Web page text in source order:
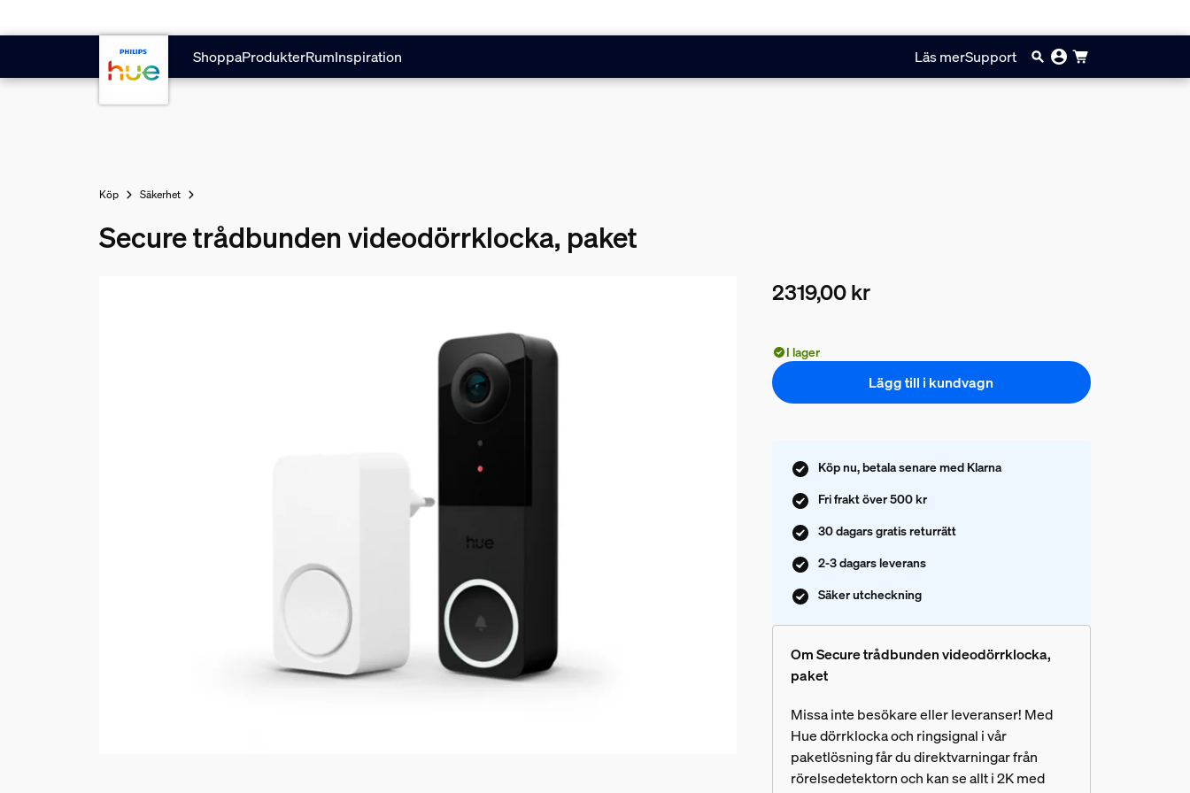
ShoppaProdukterRumInspiration Läs merSupport
Köp Säkerhet
Secure trådbunden videodörrklocka, paket
2319,00 kr
I lager
Lägg till i kundvagn
Köp nu, betala senare med Klarna
Fri frakt över 500 kr
30 dagars gratis returrätt
2-3 dagars leverans
Säker utcheckning
Om Secure trådbunden videodörrklocka,
paket
Missa inte besökare eller leveranser! Med
Hue dörrklocka och ringsignal i vår
paketlösning får du direktvarningar från
rörelsedetektorn och kan se allt i 2K med